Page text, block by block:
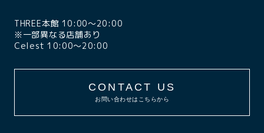
THREE本館 10:00〜20:00
※一部異なる店舗あり
Celest 10:00〜20:00
CONTACT US
お問い合わせはこちらから